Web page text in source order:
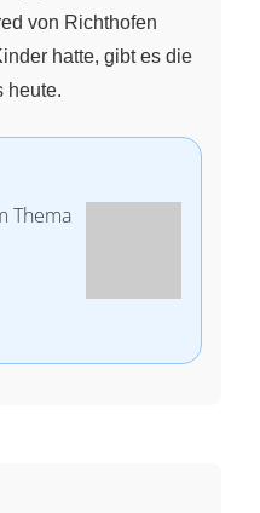
von Richthofen
hatte, gibt es die
heute.
Thema